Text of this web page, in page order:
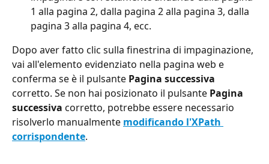
1 alla pagina 2, dalla pagina 2 alla pagina 3, dalla
pagina 3 alla pagina 4, ecc.
Dopo aver fatto clic sulla finestrina di impaginazione,
vai all'elemento evidenziato nella pagina web e
conferma se è il pulsante Pagina successiva
corretto. Se non hai posizionato il pulsante Pagina
successiva corretto, potrebbe essere necessario
risolverlo manualmente modificando l'XPath
corrispondente.